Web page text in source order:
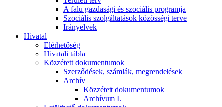
A falu gazdasági és szociális programja
Szociális szolgáltatások közösségi terve
Irányelvek
Hivatal
Elérhetőség
Hivatali tábla
Közzétett dokumentumok
Szerződések, számlák, megrendelések
Archív
Közzétett dokumentumok
Archívum I.